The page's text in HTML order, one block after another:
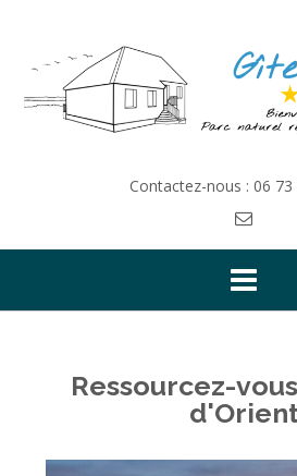
Contactez-nous : 06 73
Ressourcez-